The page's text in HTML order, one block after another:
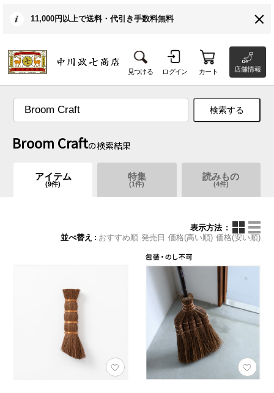
11,000円以上で送料・代引き手数料無料
見つける ログイン カート 店舗情報
検索する
Broom Craftの検索結果
アイテム
(9件)
特集
(1件)
読みもの
(4件)
表示方法
並べ替え
おすすめ順 発売日 価格(高い順) 価格(安い順)